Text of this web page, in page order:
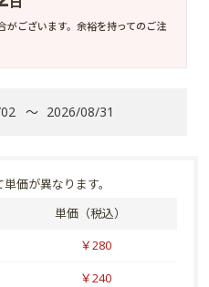
がございます。余裕を持ってのご注
～ 2026/08/31
価が異なります。
単価（税込）
￥280
￥240